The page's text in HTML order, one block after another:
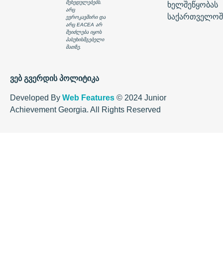
შეხედულებებს.
არც
ევროკავშირი და
არც EACEA არ
შეიძლება იყოს
პასუხისმგებელი
მათზე.
ხელშეწყობას
ვებ გვერდის პოლიტიკა
Developed By Web Features © 2024 Junior
Achievement Georgia. All Rights Reserved